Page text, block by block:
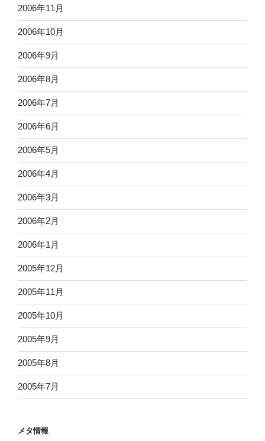
2006年11月
2006年10月
2006年9月
2006年8月
2006年7月
2006年6月
2006年5月
2006年4月
2006年3月
2006年2月
2006年1月
2005年12月
2005年11月
2005年10月
2005年9月
2005年8月
2005年7月
メタ情報